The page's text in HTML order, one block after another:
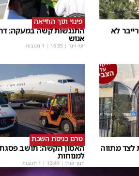
לא
פינוי תוך החייאה
התנגשות קשה במעקה:
אנוש
יוסי וינר |
16:35 | 1 תגובות
לצד מתווה
טרם כניסת השבת
האסון הקשה: תושב פסגת
למנוחות
חנוך פוגל |
13:49 | 1 תגובות